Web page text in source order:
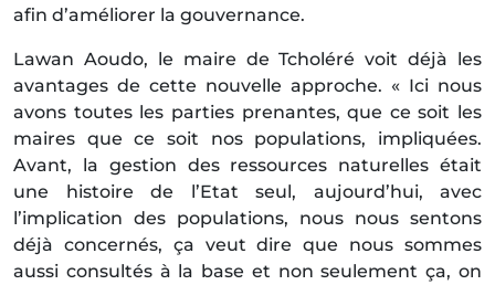
afin d’améliorer la gouvernance.
Lawan Aoudo, le maire de Tcholéré voit déjà les
avantages de cette nouvelle approche. « Ici nous
avons toutes les parties prenantes, que ce soit les
maires que ce soit nos populations, impliquées.
Avant, la gestion des ressources naturelles était
une histoire de l’Etat seul, aujourd’hui, avec
l’implication des populations, nous nous sentons
déjà concernés, ça veut dire que nous sommes
aussi consultés à la base et non seulement ça, on